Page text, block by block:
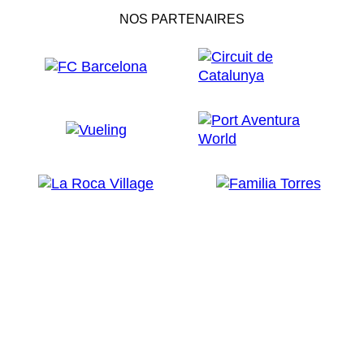
NOS PARTENAIRES